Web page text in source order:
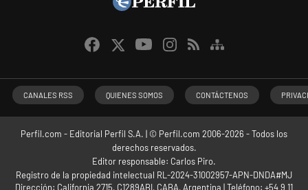
CANALES RSS QUIENES SOMOS CONTÁCTENOS
Perfil.com - Editorial Perfil S.A. | © Perfil.com 2006-2026 - Todos los
derechos reservados.
Editor responsable: Carlos Piro.
Registro de la propiedad intelectual RL-2024-31002957-APN-DNDA#MJ
Dirección: California 2715, C1289ABI, CABA, Argentina | Teléfono: +54 9 11